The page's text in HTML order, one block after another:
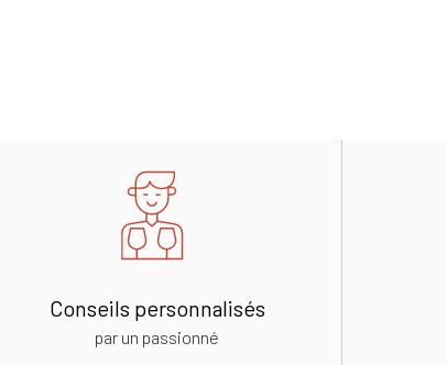
Conseils personnalisés
par un passionné